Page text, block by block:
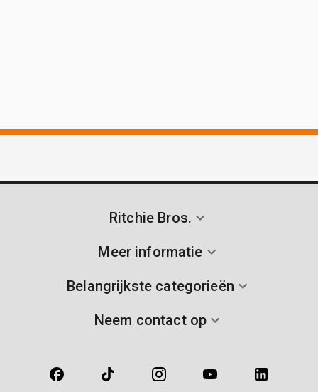
Ritchie Bros.
Meer informatie
Belangrijkste categorieën
Neem contact op